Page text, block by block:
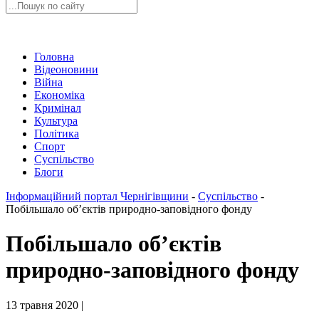
Головна
Відеоновини
Війна
Економіка
Кримінал
Культура
Політика
Спорт
Суспільство
Блоги
Інформаційний портал Чернігівщини - Суспільство -
Побільшало об’єктів природно-заповідного фонду
Побільшало об’єктів
природно-заповідного фонду
13 травня 2020 |